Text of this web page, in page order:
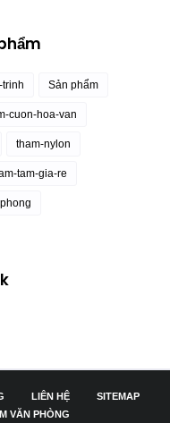
Sản phẩm
cuon-hoa-van
tham-nylon
tam-gia-re
LIÊN HỆ
SITEMAP
VĂN PHÒNG